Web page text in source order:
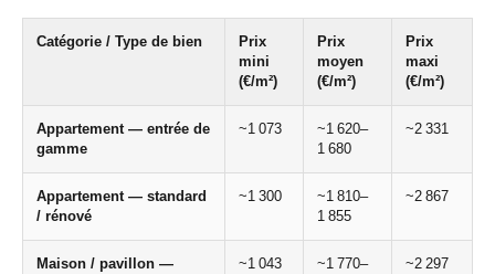
Catégorie / Type de bien
Prix
mini
(€/m²)
Prix
moyen
(€/m²)
Prix
maxi
(€/m²)
Appartement — entrée de
gamme
~1 073
~1 620–
1 680
~2 331
Appartement — standard
/ rénové
~1 300
~1 810–
1 855
~2 867
Maison / pavillon —
~1 043
~1 770–
~2 297